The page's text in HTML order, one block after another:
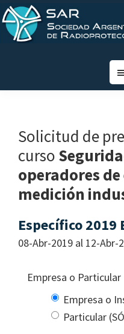
Saltar
al
contenido
Saltar
al
de
Solicitud de
curso
operadores
medición
Específico 2019
08-Abr-2019 al 12-Abr-
Empresa o Particular
Empresa o
Particular